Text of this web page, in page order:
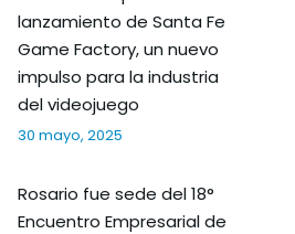
lanzamiento de Santa Fe
Game Factory, un nuevo
impulso para la industria
del videojuego
30 mayo, 2025
Rosario fue sede del 18°
Encuentro Empresarial de